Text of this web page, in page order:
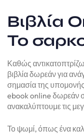
Βιβλία
Το
Καθώς
βιβλία δωρεάν για
σημασία της υπομονής
ebook online δωρεάν
ανακαλύπτουμε τις
Το ψωμί, όπως ένα